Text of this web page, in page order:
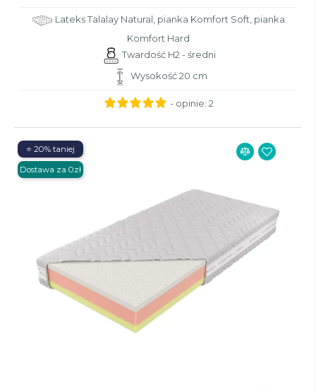
Lateks Talalay Natural, pianka Komfort Soft, pianka
Komfort Hard
Twardość H2 - średni
Wysokość 20 cm
- opinie: 2
⭐ 20% taniej
Dostawa za 0zł